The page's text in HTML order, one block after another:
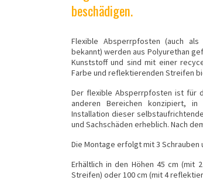
beschädigen.
Flexible Absperrpfosten (auch als
bekannt) werden aus Polyurethan
Kunststoff und sind mit einer
Farbe und reflektierenden Streifen
Der flexible Absperrpfosten ist für
anderen Bereichen konzipiert,
Installation dieser
und Sachschäden erheblich. Nach
Die Montage erfolgt mit 3
Erhältlich in den Höhen 45 cm (mit
Streifen) oder 100 cm (mit 4